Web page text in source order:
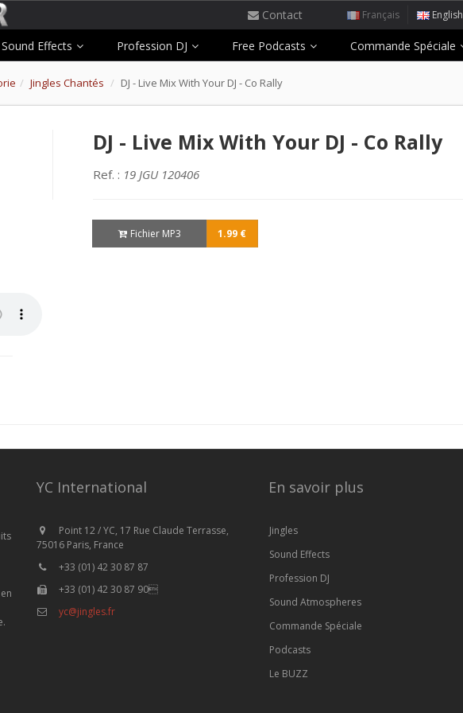
Contact Français English
Sound Effects Profession DJ Free Podcasts Commande Spéciale
Jingles Chantés DJ - Live Mix With Your DJ - Co Rally
DJ - Live Mix With Your DJ - Co Rally
Ref. : 19 JGU 120406
Fichier MP3 1.99 €
YC International
Point 12 / YC, 17 Rue Claude Terrasse,
75016 Paris, France
+33 (01) 42 30 87 87
+33 (01) 42 30 87 90
yc@jingles.fr
En savoir plus
Jingles
Sound Effects
Profession DJ
Sound Atmospheres
Commande Spéciale
Podcasts
Le BUZZ